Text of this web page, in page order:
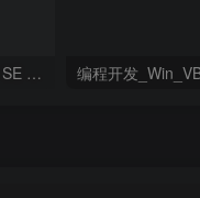
编程开发_MacOSX_Java SE Development Kit 23.0.1 macOS x64资源下载地址_百度网盘迅雷BT